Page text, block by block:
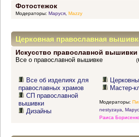
Фотостежок
Модераторы: Маруся, Mazzy
Церковная православная
Искусство православной вышивки
(
Все о православной вышивке
Все об изделиях для
православных храмов
СП православной
вышивки
Дизайны
Мастер-
Модераторы:
nestyzaya
Раиса